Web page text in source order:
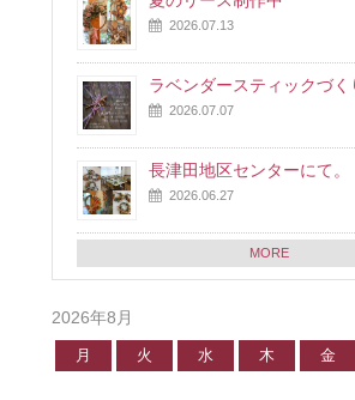
2026.07.13
ラベンダースティックづく
2026.07.07
長津田地区センターにて。
2026.06.27
MORE
2026年8月
月 火 水 木 金